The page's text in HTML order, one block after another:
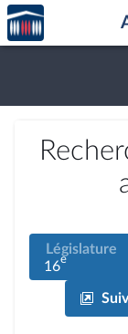
Aller au contenu
Aller en bas de la
Accèder
à la
page
Législature
16e